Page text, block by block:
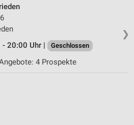
❯
20:00 Uhr |
Geschlossen
4 Prospekte